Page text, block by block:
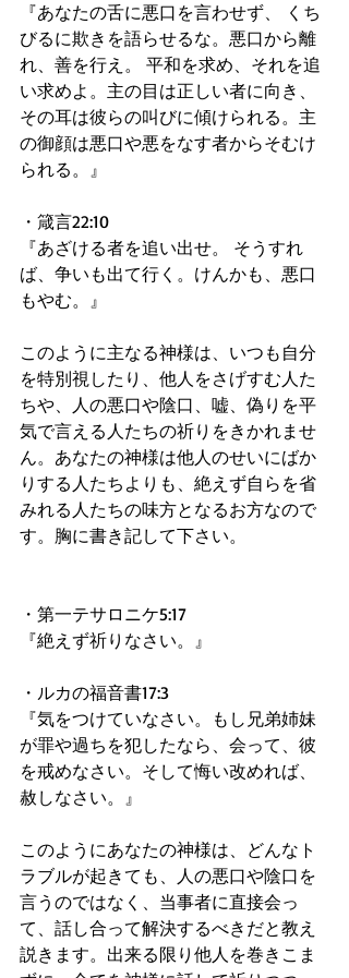
『あなたの舌に悪口を言わせず、 くち
びるに欺きを語らせるな。悪口から離
れ、善を行え。 平和を求め、それを追
い求めよ。主の目は正しい者に向き、
その耳は彼らの叫びに傾けられる。主
の御顔は悪口や悪をなす者からそむけ
られる。』
・箴言22:10
『あざける者を追い出せ。 そうすれ
ば、争いも出て行く。けんかも、悪口
もやむ。』
このように主なる神様は、いつも自分
を特別視したり、他人をさげすむ人た
ちや、人の悪口や陰口、嘘、偽りを平
気で言える人たちの祈りをきかれませ
ん。あなたの神様は他人のせいにばか
りする人たちよりも、絶えず自らを省
みれる人たちの味方となるお方なので
す。胸に書き記して下さい。
・第一テサロニケ5:17
『絶えず祈りなさい。』
・ルカの福音書17:3
『気をつけていなさい。もし兄弟姉妹
が罪や過ちを犯したなら、会って、彼
を戒めなさい。そして悔い改めれば、
赦しなさい。』
このようにあなたの神様は、どんなト
ラブルが起きても、人の悪口や陰口を
言うのではなく、当事者に直接会っ
て、話し合って解決するべきだと教え
説きます。出来る限り他人を巻きこま